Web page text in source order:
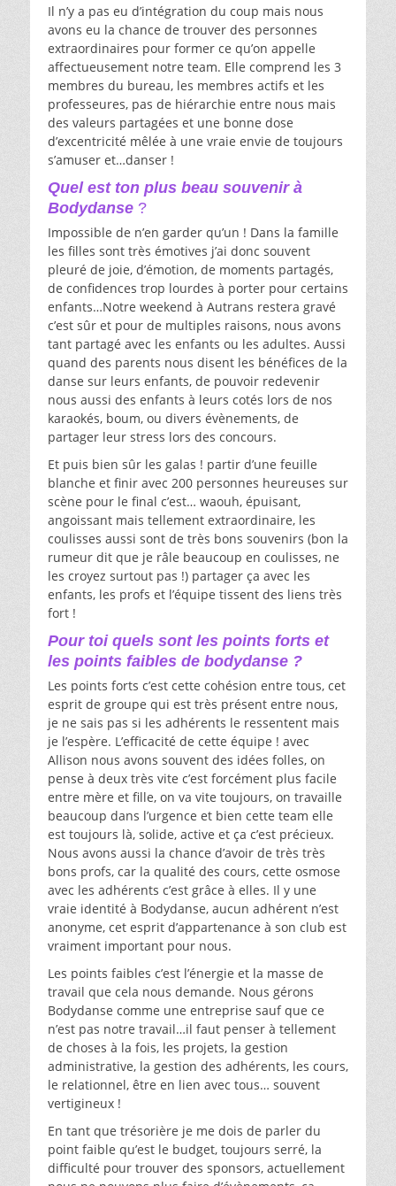
Il n’y a pas eu d’intégration du coup mais nous
avons eu la chance de trouver des personnes
extraordinaires pour former ce qu’on appelle
affectueusement notre team. Elle comprend les 3
membres du bureau, les membres actifs et les
professeures, pas de hiérarchie entre nous mais
des valeurs partagées et une bonne dose
d’excentricité mêlée à une vraie envie de toujours
s’amuser et…danser !
Quel est ton plus beau souvenir à
Bodydanse ?
Impossible de n’en garder qu’un ! Dans la famille
les filles sont très émotives j’ai donc souvent
pleuré de joie, d’émotion, de moments partagés,
de confidences trop lourdes à porter pour certains
enfants…Notre weekend à Autrans restera gravé
c’est sûr et pour de multiples raisons, nous avons
tant partagé avec les enfants ou les adultes. Aussi
quand des parents nous disent les bénéfices de la
danse sur leurs enfants, de pouvoir redevenir
nous aussi des enfants à leurs cotés lors de nos
karaokés, boum, ou divers évènements, de
partager leur stress lors des concours.
Et puis bien sûr les galas ! partir d’une feuille
blanche et finir avec 200 personnes heureuses sur
scène pour le final c’est… waouh, épuisant,
angoissant mais tellement extraordinaire, les
coulisses aussi sont de très bons souvenirs (bon la
rumeur dit que je râle beaucoup en coulisses, ne
les croyez surtout pas !) partager ça avec les
enfants, les profs et l’équipe tissent des liens très
fort !
Pour toi quels sont les points forts et
les points faibles de bodydanse ?
Les points forts c’est cette cohésion entre tous, cet
esprit de groupe qui est très présent entre nous,
je ne sais pas si les adhérents le ressentent mais
je l’espère. L’efficacité de cette équipe ! avec
Allison nous avons souvent des idées folles, on
pense à deux très vite c’est forcément plus facile
entre mère et fille, on va vite toujours, on travaille
beaucoup dans l’urgence et bien cette team elle
est toujours là, solide, active et ça c’est précieux.
Nous avons aussi la chance d’avoir de très très
bons profs, car la qualité des cours, cette osmose
avec les adhérents c’est grâce à elles. Il y une
vraie identité à Bodydanse, aucun adhérent n’est
anonyme, cet esprit d’appartenance à son club est
vraiment important pour nous.
Les points faibles c’est l’énergie et la masse de
travail que cela nous demande. Nous gérons
Bodydanse comme une entreprise sauf que ce
n’est pas notre travail…il faut penser à tellement
de choses à la fois, les projets, la gestion
administrative, la gestion des adhérents, les cours,
le relationnel, être en lien avec tous… souvent
vertigineux !
En tant que trésorière je me dois de parler du
point faible qu’est le budget, toujours serré, la
difficulté pour trouver des sponsors, actuellement